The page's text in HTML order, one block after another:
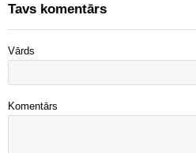
Tavs komentārs
Vārds
Komentārs